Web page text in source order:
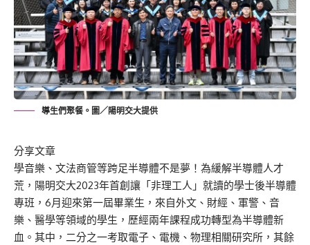
導生們聚餐。圖／陽明交大提供
分享文章
學音樂、文法商管等跨足半導體不是夢！為緩解半導體人才
荒，陽明交大2023年首創讓「非理工人」就讀的學士後半導體
專班，6月迎來第一屆畢業生，來自外文、財經、軍警、音
樂、醫學等領域的學生，歷經兩年課程成功轉型為半導體新
血。其中，二分之一考取電子、電機、物理相關研究所，其餘